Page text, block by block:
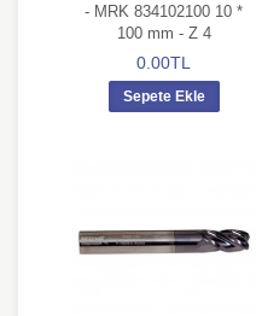
- MRK 834102100 10 *
100 mm - Z 4
0.00TL
Sepete Ekle